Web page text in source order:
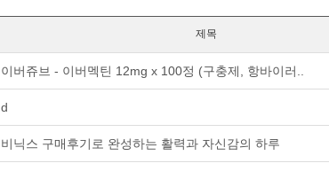
제목
이버쥬브 - 이버멕틴 12mg x 100정 (구충제, 항바이러..
d
비닉스 구매후기로 완성하는 활력과 자신감의 하루